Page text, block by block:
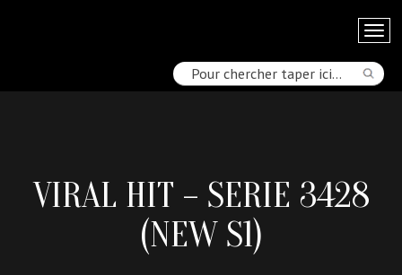
VIRAL HIT – SERIE 3428
(NEW S1)